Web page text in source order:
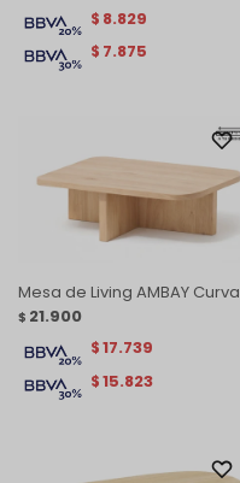
$ 7.875
$ 8.829
Mesa de Living AMBAY Curva
$ 21.900
$15.823
$17.739